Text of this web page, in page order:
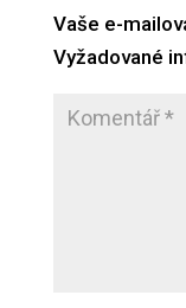
Vaše e-
Vyžadované